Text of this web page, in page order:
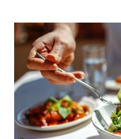
DE
FORMA
SEGURA
Y
EVITAR
LESIONES